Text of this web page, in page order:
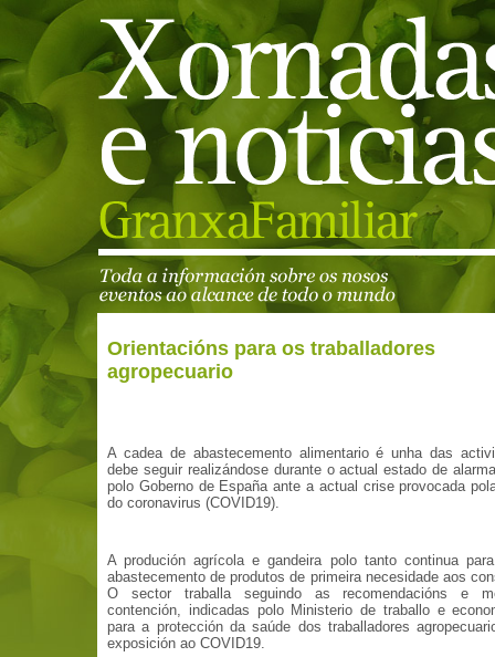
Orientacións para os traballadores
agropecuario
A cadea de abastecemento alimentario é unha das
debe seguir realizándose durante o actual estado de
polo Goberno de España ante a actual crise provocada
do coronavirus (COVID19).
A produción agrícola e gandeira polo tanto continua
abastecemento de produtos de primeira necesidade aos
O sector traballa seguindo as recomendacións e
contención, indicadas polo Ministerio de traballo e
para a protección da saúde dos traballadores
exposición ao COVID19.